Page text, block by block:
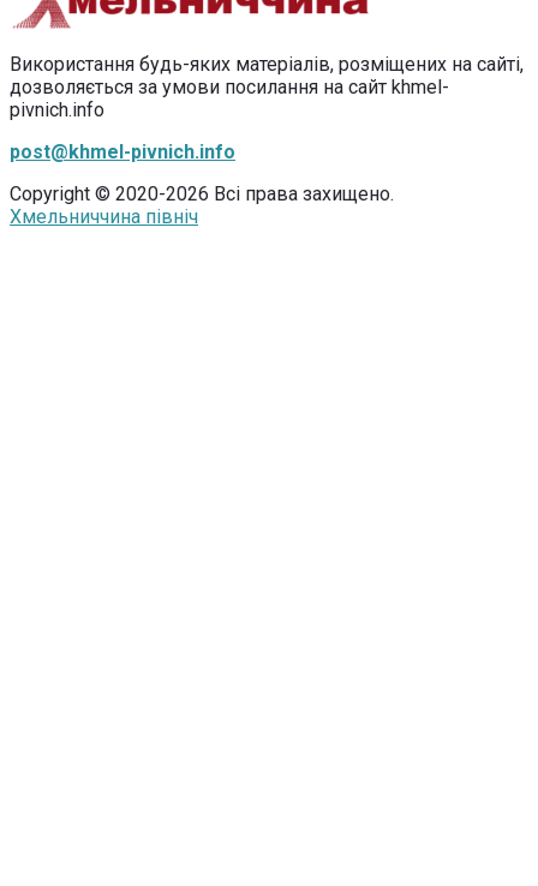
Використання будь-яких матеріалів, розміщених на сайті,
дозволяється за умови посилання на сайт khmel-
pivnich.info
post@khmel-pivnich.info
Copyright © 2020-2026 Всі права захищено.
Хмельниччина північ